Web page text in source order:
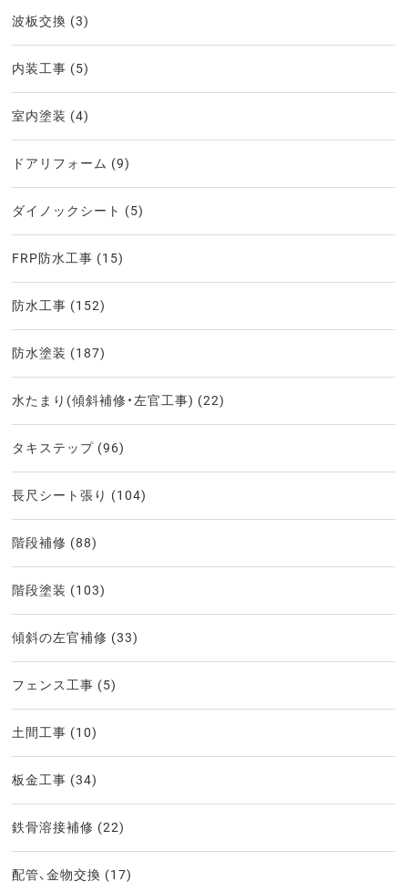
波板交換 (3)
内装工事 (5)
室内塗装 (4)
ドアリフォーム (9)
ダイノックシート (5)
FRP防水工事 (15)
防水工事 (152)
防水塗装 (187)
水たまり(傾斜補修・左官工事) (22)
タキステップ (96)
長尺シート張り (104)
階段補修 (88)
階段塗装 (103)
傾斜の左官補修 (33)
フェンス工事 (5)
土間工事 (10)
板金工事 (34)
鉄骨溶接補修 (22)
配管、金物交換 (17)